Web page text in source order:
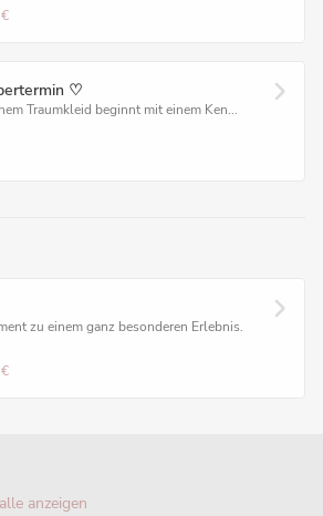
♡
Traumkleid beginnt mit einem Ken...
zu einem ganz besonderen Erlebnis.
alle anzeigen